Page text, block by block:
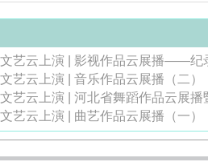
艺云上演 | 影视作品云展播——纪
艺云上演 | 音乐作品云展播（二）
艺云上演 | 河北省舞蹈作品云展
艺云上演 | 曲艺作品云展播（一）